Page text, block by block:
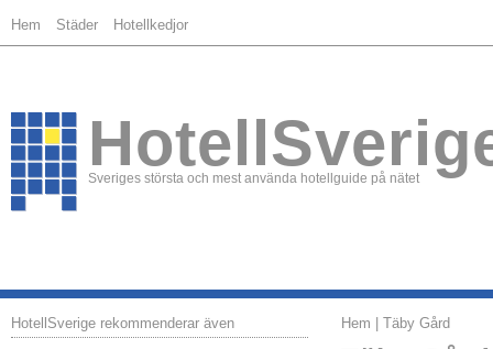
Hem Städer Hotellkedjor
Sveriges största och mest använda hotellguide på nätet
HotellSverige rekommenderar även Hem | Täby Gård